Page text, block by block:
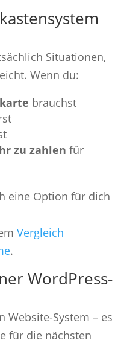
Situationen,
Wenn du:
brauchst
zu zahlen für
eine Option für dich
Vergleich
.
WordPress-
Website-System – es
für die nächsten